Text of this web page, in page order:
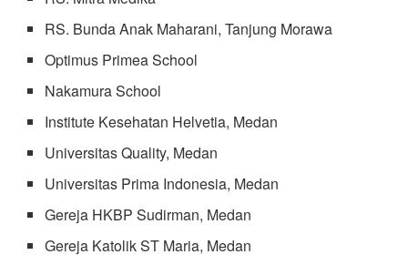
RS. Bunda Anak Maharani, Tanjung Morawa
Optimus Primea School
Nakamura School
Institute Kesehatan Helvetia, Medan
Universitas Quality, Medan
Universitas Prima Indonesia, Medan
Gereja HKBP Sudirman, Medan
Gereja Katolik ST Maria, Medan